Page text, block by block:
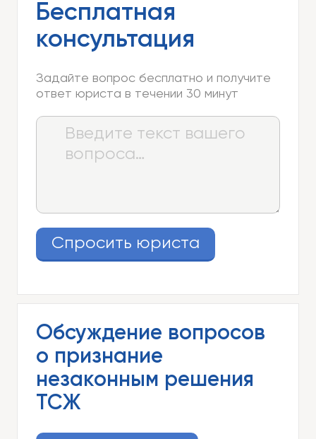
Бесплатная
консультация
Задайте вопрос бесплатно и получите
ответ юриста в течении 30 минут
Спросить юриста
Обсуждение вопросов
о признание
незаконным решения
ТСЖ